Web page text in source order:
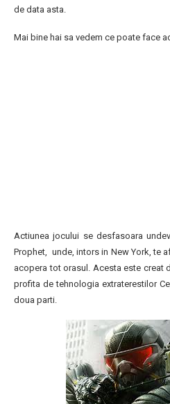
de data asta.
Mai bine hai sa vedem ce poate face
Actiunea jocului se desfasoara
Prophet, unde, intors in New York, te
acopera tot orasul. Acesta este creat
profita de tehnologia extraterestilor
doua parti.